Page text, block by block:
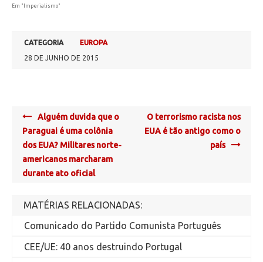
Em "Imperialismo"
CATEGORIA
EUROPA
28 DE JUNHO DE 2015
Post
navigation
Alguém duvida que o
Paraguai é uma colônia
dos EUA? Militares norte-
americanos marcharam
durante ato oficial
O terrorismo racista nos
EUA é tão antigo como o
país
MATÉRIAS RELACIONADAS:
Comunicado do Partido Comunista Português
CEE/UE: 40 anos destruindo Portugal